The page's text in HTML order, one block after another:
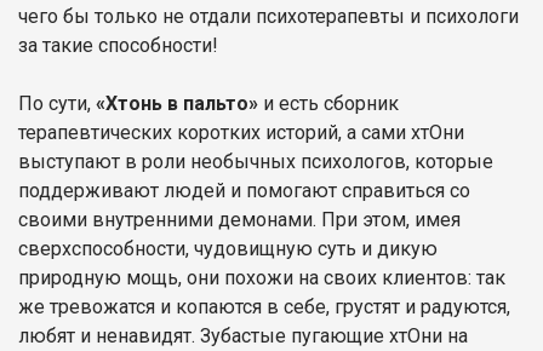
чего бы только не отдали психотерапевты и психологи
за такие способности!
По сути, «Хтонь в пальто» и есть сборник
терапевтических коротких историй, а сами хтОни
выступают в роли необычных психологов, которые
поддерживают людей и помогают справиться со
своими внутренними демонами. При этом, имея
сверхспособности, чудовищную суть и дикую
природную мощь, они похожи на своих клиентов: так
же тревожатся и копаются в себе, грустят и радуются,
любят и ненавидят. Зубастые пугающие хтОни на